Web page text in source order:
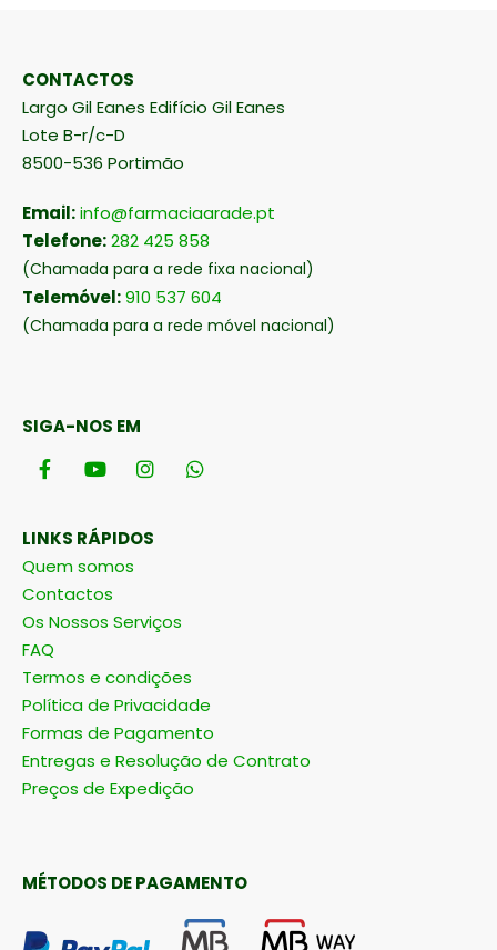
CONTACTOS
Largo Gil Eanes Edifício Gil Eanes
Lote B-r/c-D
8500-536 Portimão
Email:info@farmaciaarade.pt
Telefone:282 425 858
(Chamada para a rede fixa nacional)
Telemóvel:910 537 604
(Chamada para a rede móvel nacional)
SIGA-NOS EM
LINKS RÁPIDOS
Quem somos
Contactos
Os Nossos Serviços
FAQ
Termos e condições
Política de Privacidade
Formas de Pagamento
Entregas e Resolução de Contrato
Preços de Expedição
MÉTODOS DE PAGAMENTO